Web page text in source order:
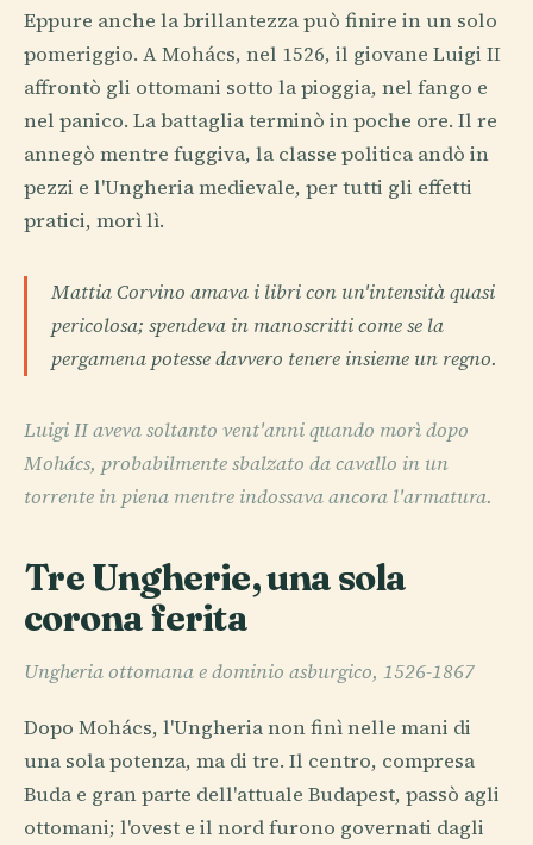
Eppure anche la brillantezza può finire in un solo
pomeriggio. A Mohács, nel 1526, il giovane Luigi II
affrontò gli ottomani sotto la pioggia, nel fango e
nel panico. La battaglia terminò in poche ore. Il re
annegò mentre fuggiva, la classe politica andò in
pezzi e l'Ungheria medievale, per tutti gli effetti
pratici, morì lì.
Mattia Corvino amava i libri con un'intensità quasi
pericolosa; spendeva in manoscritti come se la
pergamena potesse davvero tenere insieme un regno.
Luigi II aveva soltanto vent'anni quando morì dopo
Mohács, probabilmente sbalzato da cavallo in un
torrente in piena mentre indossava ancora l'armatura.
Tre Ungherie, una sola
corona ferita
Ungheria ottomana e dominio asburgico, 1526-1867
Dopo Mohács, l'Ungheria non finì nelle mani di
una sola potenza, ma di tre. Il centro, compresa
Buda e gran parte dell'attuale Budapest, passò agli
ottomani; l'ovest e il nord furono governati dagli